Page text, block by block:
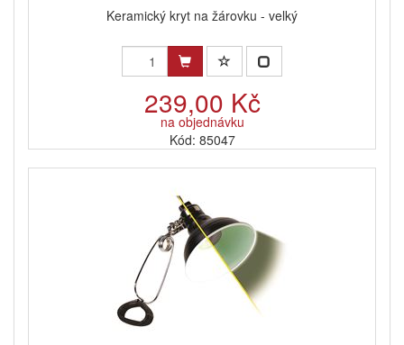
Keramický kryt na žárovku - velký
239,00 Kč
na objednávku
Kód: 85047